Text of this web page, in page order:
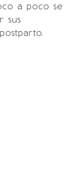
a poco se
sus